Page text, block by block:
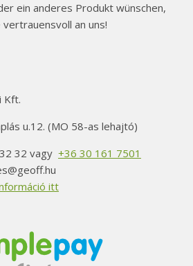
ein anderes Produkt wünschen,
an uns!
Kft.
u.12. (MO 58-as lehajtó)
32 vagy +36 30 161 7501
itt